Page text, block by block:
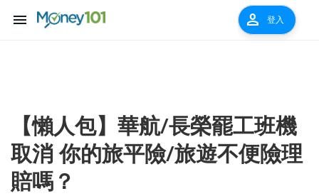
menu person 登入
【懶人包】華航/長榮罷工班機
取消 你的旅平險/旅遊不便險理
賠嗎？